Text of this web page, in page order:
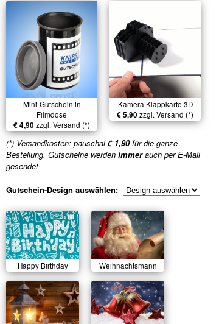
Mini-Gutschein in
Filmdose
€ 4,90 zzgl. Versand (*)
Kamera Klappkarte 3D
€ 5,90 zzgl. Versand (*)
(*) Versandkosten: pauschal€ 1,90für die ganze
Bestellung. Gutscheine werden immerauch per E-Mail
gesendet
Gutschein-Design auswählen:
Happy Birthday Weihnachtsmann